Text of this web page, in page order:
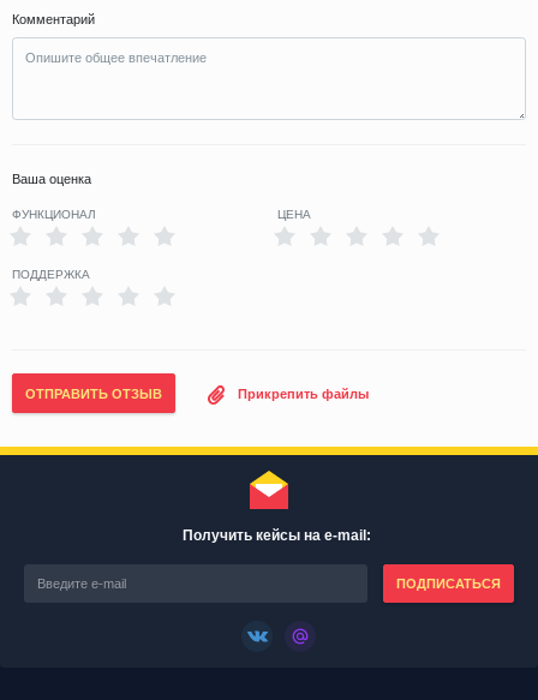
Комментарий
Ваша оценка
ФУНКЦИОНАЛ ЦЕНА
ПОДДЕРЖКА
ОТПРАВИТЬ ОТЗЫВ Прикрепить файлы
Получить кейсы на e-mail:
ПОДПИСАТЬСЯ